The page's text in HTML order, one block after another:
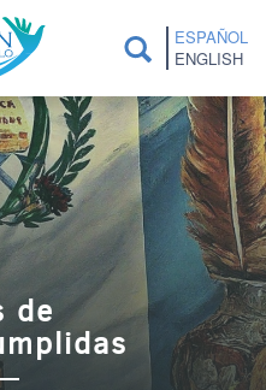
ESPAÑOL
ENGLISH
de